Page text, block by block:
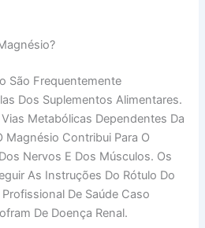
São Frequentemente
Dos Suplementos Alimentares.
Metabólicas Dependentes Da
Magnésio Contribui Para O
Nervos E Dos Músculos. Os
As Instruções Do Rótulo Do
De Saúde Caso
De Doença Renal.